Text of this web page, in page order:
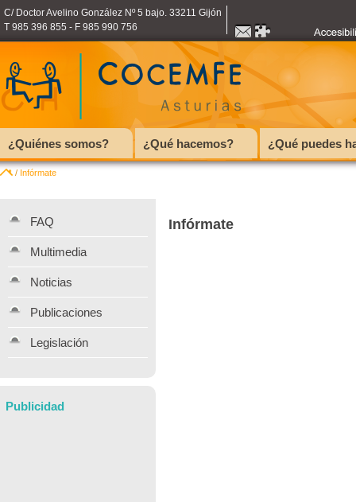
C/ Doctor Avelino González Nº 5 bajo. 33211 Gijón
T 985 396 855 - F 985 990 756
¿Quiénes somos? ¿Qué hacemos? ¿Qué puedes
/ Infórmate
FAQ
Multimedia
Noticias
Publicaciones
Legislación
Publicidad
Infórmate